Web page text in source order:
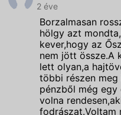
2 éve
Borzalmasan
hölgy azt
kever,hogy az
nem jött össze.A
lett olyan,a
többi részen meg
pénzből még egy
volna
fodrászat.Voltam